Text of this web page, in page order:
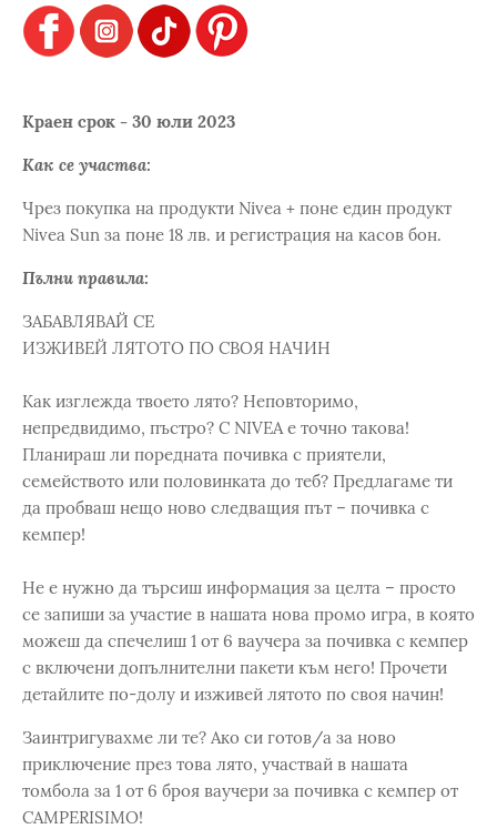
Краен срок - 30 юли 2023
Как се участва:
Чрез покупка на продукти Nivea + поне един продукт
Nivea Sun за поне 18 лв. и регистрация на касов бон.
Пълни правила:
ЗАБАВЛЯВАЙ СЕ
ИЗЖИВЕЙ ЛЯТОТО ПО СВОЯ НАЧИН
Как изглежда твоето лято? Неповторимо,
непредвидимо, пъстро? С NIVEA е точно такова!
Планираш ли поредната почивка с приятели,
семейството или половинката до теб? Предлагаме ти
да пробваш нещо ново следващия път – почивка с
кемпер!
Не е нужно да търсиш информация за целта – просто
се запиши за участие в нашата нова промо игра, в която
можеш да спечелиш 1 от 6 ваучера за почивка с кемпер
с включени допълнителни пакети към него! Прочети
детайлите по-долу и изживей лятото по своя начин!
Заинтригувахме ли те? Ако си готов/а за ново
приключение през това лято, участвай в нашата
томбола за 1 от 6 броя ваучери за почивка с кемпер от
CAMPERISIMO!